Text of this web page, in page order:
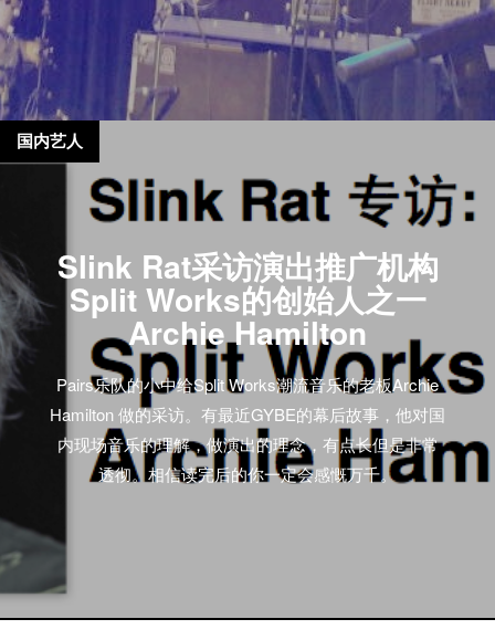
声音都丧失了一切形式和意义。而后整个乐队加入，
包括已经60岁的乐队核心Michael…
Slink Rat采访演出推广机构
Split Works的创始人之一
Archie Hamilton
Pairs乐队的小中给Split Works潮流音乐的老板Archie
Hamilton 做的采访。有最近GYBE的幕后故事，他对国
内现场音乐的理解，做演出的理念，有点长但是非常
透彻。相信读完后的你一定会感慨万千。
国内艺人